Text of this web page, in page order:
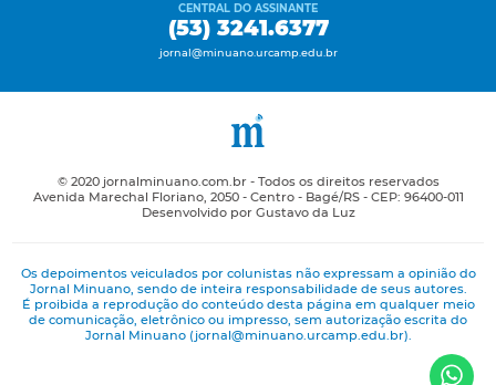
CENTRAL DO ASSINANTE
(53) 3241.6377
jornal@minuano.urcamp.edu.br
© 2020 jornalminuano.com.br - Todos os direitos reservados
Avenida Marechal Floriano, 2050 - Centro - Bagé/RS - CEP: 96400-011
Desenvolvido por Gustavo da Luz
Os depoimentos veiculados por colunistas não expressam a opinião do
Jornal Minuano, sendo de inteira responsabilidade de seus autores.
É proibida a reprodução do conteúdo desta página em qualquer meio
de comunicação, eletrônico ou impresso, sem autorização escrita do
Jornal Minuano (jornal@minuano.urcamp.edu.br).